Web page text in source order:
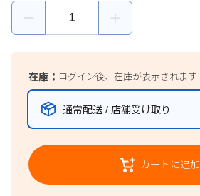
在庫： ログイン後、在庫が表示されます
通常配送 / 店舗受け取り
カートに追加